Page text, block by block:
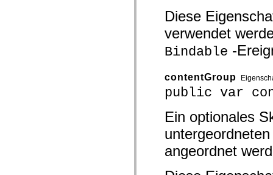
spark.automation.delegates.components.mediaClasses
Diese
verwendet
Bindable -
contentGroup
public var
Ein optionales
angeordnet